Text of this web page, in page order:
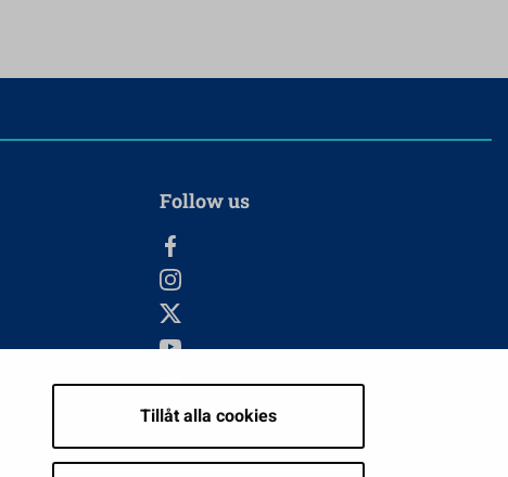
Tillåt alla cookies
Follow us